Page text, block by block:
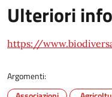
Ulteriori
https://
Argomenti: